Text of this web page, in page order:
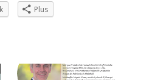
Plus